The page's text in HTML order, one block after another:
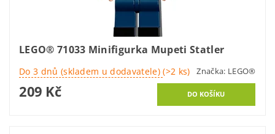
LEGO® 71033 Minifigurka Mupeti Statler
Do 3 dnů (skladem u dodavatele)(>2 ks) Značka: LEGO®
209 Kč